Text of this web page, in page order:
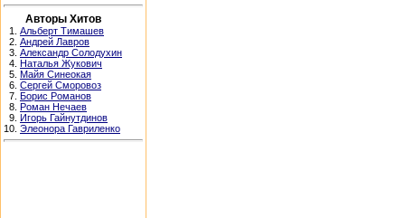
Авторы Хитов
1. Альберт Тимашев
2. Андрей Лавров
3. Александр Солодухин
4. Наталья Жукович
5. Майя Синеокая
6. Сергей Сморовоз
7. Борис Романов
8. Роман Нечаев
9. Игорь Гайнутдинов
10. Элеонора Гавриленко